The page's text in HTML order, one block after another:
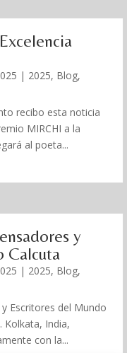
| 2025, Blog,
recibo esta noticia
MIRCHI a la
al poeta...
y
Calcuta
| 2025, Blog,
Escritores del Mundo
Kolkata, India,
con la...